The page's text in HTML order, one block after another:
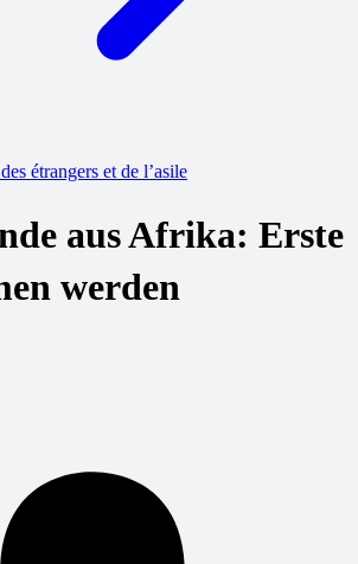
étrangers et de l’asile
aus Afrika: Erste
werden